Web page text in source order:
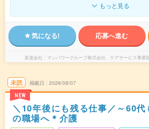
もっと見る
気になる! 応募へ進む
派遣会社 マンパワーグループ株式会社 ケアサービス事業
未読
NEW
掲載日 2026/08/07
＼10年後にも残る仕事／～60代
の職場へ＊介護